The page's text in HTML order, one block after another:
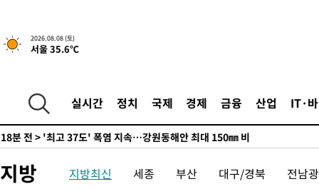
2026.08.08 (토)
서울 35.6℃
실시간 정치 국제 경제 금융 산업 IT·
-18535초 전 >여수 오동도 해상서 모터보트 전복…1명 사망·1명 실종
-10297초 전 >
[속보]'압수수색·성접대 논란' 축구협회 "실망과 걱정 안겨드
18분 전 >'최고 37도' 폭염 지속…강원동해안 최대 150㎜ 비
2시간 전 >[속보]뉴욕증시 상승 마감…S&P 0.6% 나스닥 1.3%↑
-27828초 전 >
-23935초 전 >
백운산서 80년근 천종산삼 9뿌리 발견…감정가 1.3억원
지방 지방최신 세종 부산 대구/경북 전남